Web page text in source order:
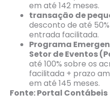
em até 142 meses.
transação de
desconto de até
entrada facilitada.
Programa
Setor de Eventos
até 100% sobre os
facilitada + prazo
em até 145 meses.
Fonte: Portal Contábeis